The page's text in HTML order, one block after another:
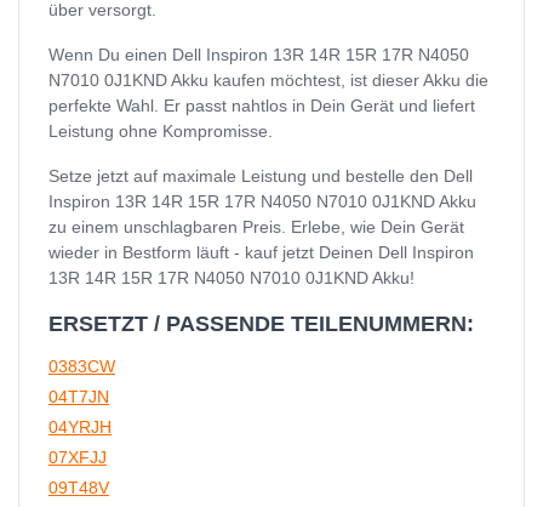
über versorgt.
Wenn Du einen Dell Inspiron 13R 14R 15R 17R N4050
N7010 0J1KND Akku kaufen möchtest, ist dieser Akku die
perfekte Wahl. Er passt nahtlos in Dein Gerät und liefert
Leistung ohne Kompromisse.
Setze jetzt auf maximale Leistung und bestelle den Dell
Inspiron 13R 14R 15R 17R N4050 N7010 0J1KND Akku
zu einem unschlagbaren Preis. Erlebe, wie Dein Gerät
wieder in Bestform läuft - kauf jetzt Deinen Dell Inspiron
13R 14R 15R 17R N4050 N7010 0J1KND Akku!
ERSETZT / PASSENDE TEILENUMMERN:
0383CW
04T7JN
04YRJH
07XFJJ
09T48V